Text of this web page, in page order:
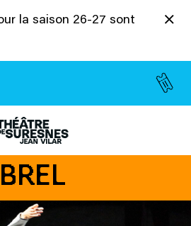
la saison 26-27 sont
BREL